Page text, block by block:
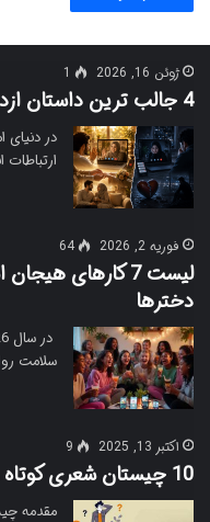
ژوئن 16, 2026 1
4 جالب ترین داستان ازدواج مجازی (موفق و ناموفق)
در دنیای
فوریه 2, 2026 64
لیست 7 کارهای
دخترها
سلامت
اکتبر 13, 2025 9
10 چیستان‌ شعری کوتاه و جذاب با پاسخ‌های هوشمندانه
مقدمه